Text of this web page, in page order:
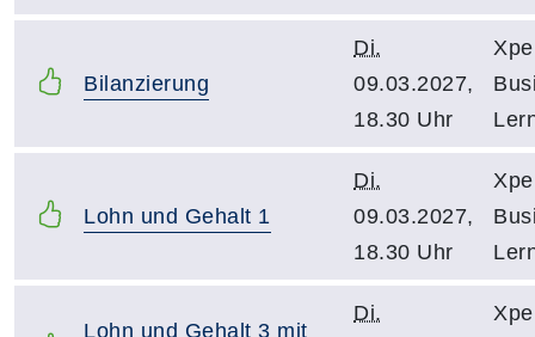
Bilanzierung
Di.
09.03.2027,
18.30 Uhr
Lohn und Gehalt 1
Di.
09.03.2027,
18.30 Uhr
Lohn und Gehalt 3 mit
Di.